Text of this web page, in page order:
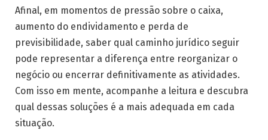
Afinal, em momentos de pressão sobre o caixa,
aumento do endividamento e perda de
previsibilidade, saber qual caminho jurídico seguir
pode representar a diferença entre reorganizar o
negócio ou encerrar definitivamente as atividades.
Com isso em mente, acompanhe a leitura e descubra
qual dessas soluções é a mais adequada em cada
situação.